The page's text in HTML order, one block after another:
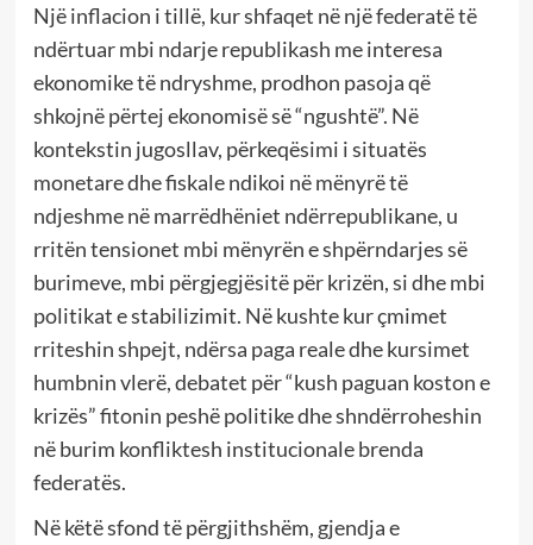
Një inflacion i tillë, kur shfaqet në një federatë të
ndërtuar mbi ndarje republikash me interesa
ekonomike të ndryshme, prodhon pasoja që
shkojnë përtej ekonomisë së “ngushtë”. Në
kontekstin jugosllav, përkeqësimi i situatës
monetare dhe fiskale ndikoi në mënyrë të
ndjeshme në marrëdhëniet ndërrepublikane, u
rritën tensionet mbi mënyrën e shpërndarjes së
burimeve, mbi përgjegjësitë për krizën, si dhe mbi
politikat e stabilizimit. Në kushte kur çmimet
rriteshin shpejt, ndërsa paga reale dhe kursimet
humbnin vlerë, debatet për “kush paguan koston e
krizës” fitonin peshë politike dhe shndërroheshin
në burim konfliktesh institucionale brenda
federatës.
Në këtë sfond të përgjithshëm, gjendja e